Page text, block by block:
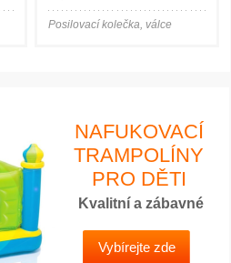
Posilovací kolečka, válce
NAFUKOVACÍ
TRAMPOLÍNY
PRO DĚTI
Kvalitní a zábavné
Vybírejte zde